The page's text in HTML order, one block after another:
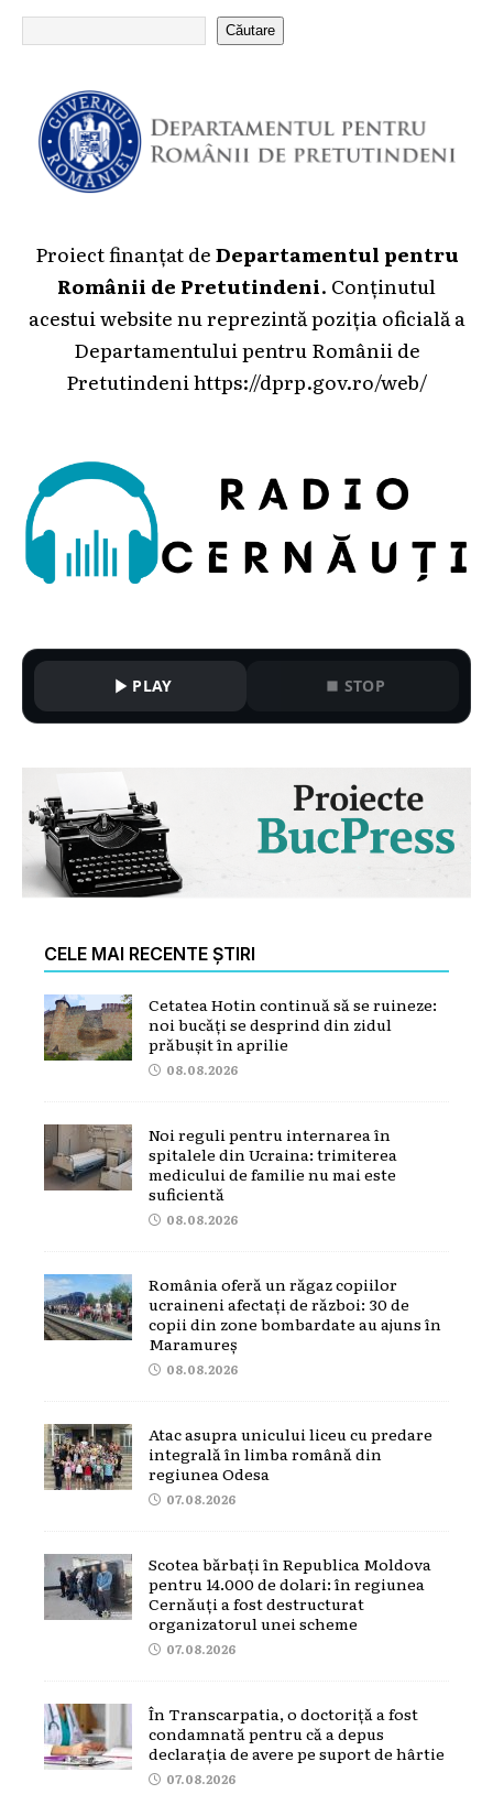
Căutare
Proiect finanțat deDepartamentul pentru
Românii de Pretutindeni. Conținutul
acestui website nu reprezintă poziția oficială a
Departamentului pentru Românii de
Pretutindeni https://dprp.gov.ro/web/
PLAY STOP
CELE MAI RECENTE ȘTIRI
Cetatea Hotin continuă să se ruineze:
noi bucăți se desprind din zidul
prăbușit în aprilie
08.08.2026
Noi reguli pentru internarea în
spitalele din Ucraina: trimiterea
medicului de familie nu mai este
suficientă
08.08.2026
România oferă un răgaz copiilor
ucraineni afectați de război: 30 de
copii din zone bombardate au ajuns în
Maramureș
08.08.2026
Atac asupra unicului liceu cu predare
integrală în limba română din
regiunea Odesa
07.08.2026
Scotea bărbați în Republica Moldova
pentru 14.000 de dolari: în regiunea
Cernăuți a fost destructurat
organizatorul unei scheme
07.08.2026
În Transcarpatia, o doctoriță a fost
condamnată pentru că a depus
declarația de avere pe suport de hârtie
07.08.2026